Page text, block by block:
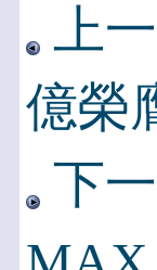
上
億榮
下